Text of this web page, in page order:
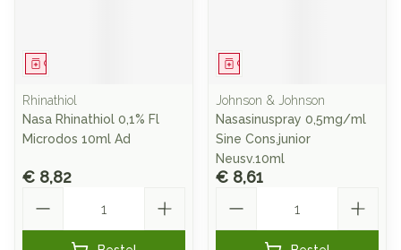
Geneesmiddel
Rhinathiol
Nasa Rhinathiol 0,1% Fl
Microdos 10ml Ad
€ 8,82
Geneesmiddel
Johnson & Johnson
Nasasinuspray 0,5mg/ml
Sine Cons.junior
Neusv.10ml
€ 8,61